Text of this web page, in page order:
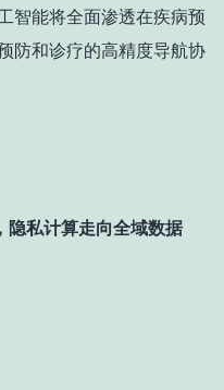
智能将全面渗透在疾病预
防和诊疗的高精度导航协
隐私计算走向全域数据